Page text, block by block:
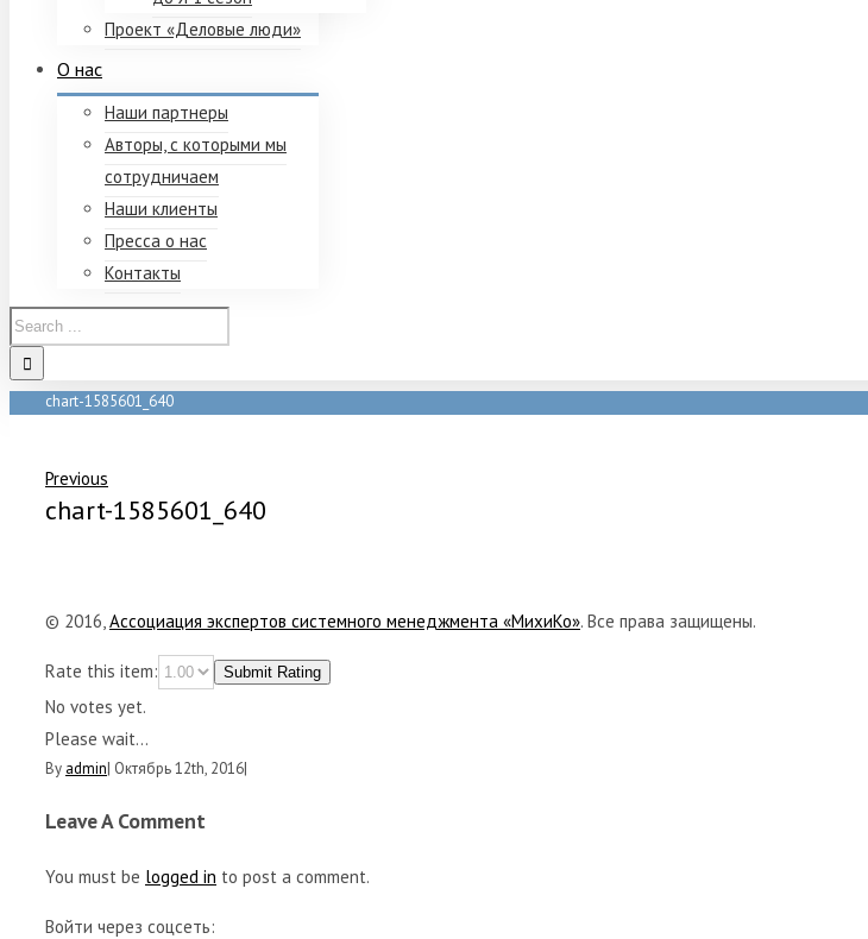
Проект «Деловые люди»
О нас
Наши партнеры
Авторы, с которыми мы
сотрудничаем
Наши клиенты
Пресса о нас
Контакты
chart-1585601_640
Previous
chart-1585601_640
© 2016,Ассоциация экспертов системного менеджмента «МихиКо». Все права защищены.
Rate this item: Submit Rating
No votes yet.
Please wait...
By admin| Октябрь 12th, 2016|
Leave A Comment
You must be logged in to post a comment.
Войти через соцсеть: